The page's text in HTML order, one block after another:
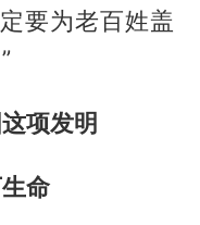
要为老百姓盖
项发明
命